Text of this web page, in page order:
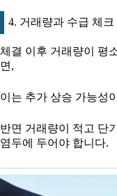
4. 거래량과 수급 체크
체결 이후 거래량이 평
면,
이는 추가 상승 가능성
반면 거래량이 적고 단
염두에 두어야 합니다.